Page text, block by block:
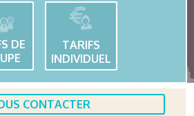
DE
TARIFS
INDIVIDUEL
CONTACTER